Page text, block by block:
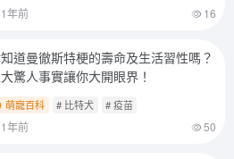
1年前 16
道曼徹斯特梗的壽命及生活習性嗎？
驚人事實讓你大開眼界！
萌寵百科 # 比特犬 # 疫苗
1年前 50